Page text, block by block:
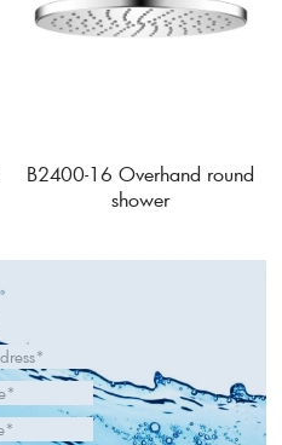
B2400-16 Overhand round
shower